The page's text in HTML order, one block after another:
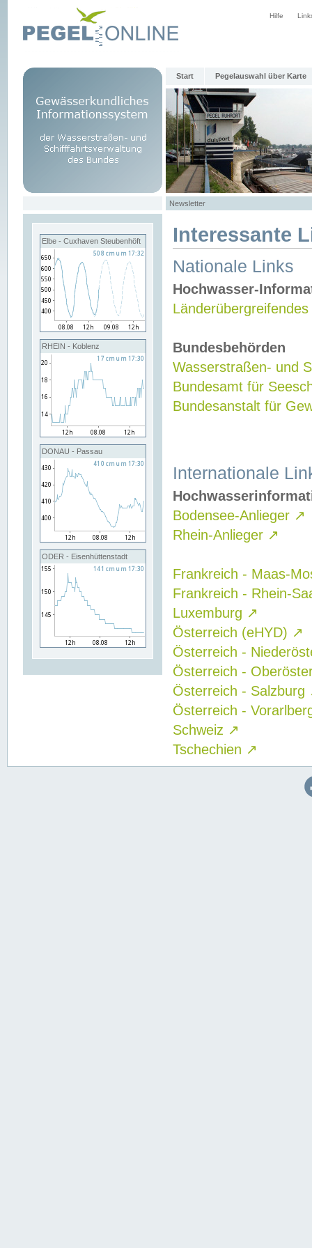
Hilfe
Start Pegelauswahl über Karte
Newsletter
Elbe - Cuxhaven Steubenhöft
RHEIN - Koblenz
DONAU - Passau
ODER - Eisenhüttenstadt
Interessante
Nationale Links
Hochwasser-
Bundesbehörden
Wasserstraßen- und
Bundesamt für
Bundesanstalt für
Internationale
Bodensee-Anlieger ↗
Rhein-Anlieger ↗
Frankreich - Maas-
Frankreich - Rhein-
Luxemburg ↗
Österreich (eHYD) ↗
Österreich -
Österreich -
Österreich - Salzburg
Österreich -
Schweiz ↗
Tschechien ↗